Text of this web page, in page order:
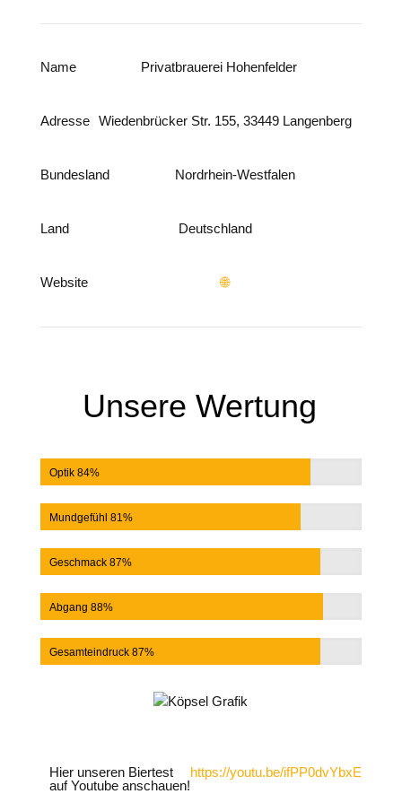
Name Privatbrauerei Hohenfelder
Adresse Wiedenbrücker Str. 155, 33449 Langenberg
Bundesland Nordrhein-Westfalen
Land Deutschland
Website 🌐
Unsere Wertung
Optik 84%
Mundgefühl 81%
Geschmack 87%
Abgang 88%
Gesamteindruck 87%
Hier unseren Biertest
auf Youtube anschauen!
https://youtu.be/ifPP0dvYbxE